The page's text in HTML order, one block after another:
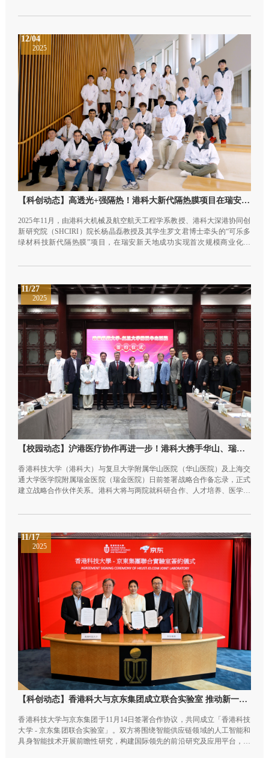
12/04
2025
【科创动态】高透光+强隔热！港科大新代隔热膜项目在瑞安新天地上海项目实现应用
2025年11月，由港科大机械及航空航天工程学系教授、港科大深港协同创
新研究院（SHCIRI）院长杨晶磊教授及其学生罗文君博士牵头的“可乐多
绿材科技新代隔热膜”项目，在瑞安新天地成功实现首次规模商业化应
11/27
2025
【校园动态】沪港医疗协作再进一步！港科大携手华山、瑞金医院推动科研成果转化
香港科技大学（港科大）与复旦大学附属华山医院（华山医院）及上海交
通大学医学院附属瑞金医院（瑞金医院）日前签署战略合作备忘录，正式
建立战略合作伙伴关系。港科大将与两院就科研合作、人才培养、医学教
11/17
2025
【科创动态】香港科大与京东集团成立联合实验室 推动新一代智能物流及健康管理科技
香港科技大学与京东集团于11月14日签署合作协议，共同成立「香港科技
大学 - 京东集团联合实验室」。双方将围绕智能供应链领域的人工智能和
具身智能技术开展前瞻性研究，构建国际领先的前沿研究及应用平台，以